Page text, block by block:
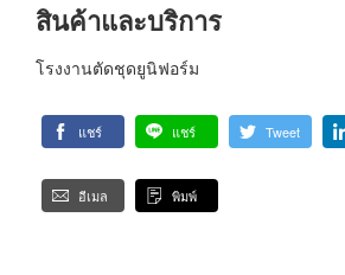
สินค้าและบริการ
โรงงานตัดชุดยูนิฟอร์ม
แชร์ แชร์ Tweet
อีเมล พิมพ์